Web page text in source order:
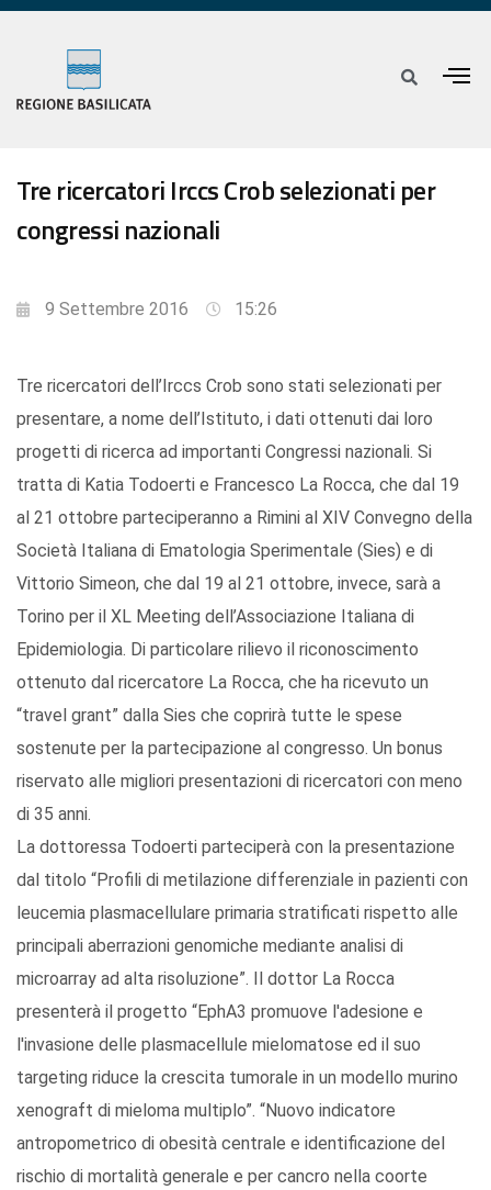
Tre ricercatori Irccs Crob selezionati per
congressi nazionali
9 Settembre 2016 15:26
Tre ricercatori dell’Irccs Crob sono stati selezionati per
presentare, a nome dell’Istituto, i dati ottenuti dai loro
progetti di ricerca ad importanti Congressi nazionali. Si
tratta di Katia Todoerti e Francesco La Rocca, che dal 19
al 21 ottobre parteciperanno a Rimini al XIV Convegno della
Società Italiana di Ematologia Sperimentale (Sies) e di
Vittorio Simeon, che dal 19 al 21 ottobre, invece, sarà a
Torino per il XL Meeting dell’Associazione Italiana di
Epidemiologia. Di particolare rilievo il riconoscimento
ottenuto dal ricercatore La Rocca, che ha ricevuto un
“travel grant” dalla Sies che coprirà tutte le spese
sostenute per la partecipazione al congresso. Un bonus
riservato alle migliori presentazioni di ricercatori con meno
di 35 anni.
La dottoressa Todoerti parteciperà con la presentazione
dal titolo “Profili di metilazione differenziale in pazienti con
leucemia plasmacellulare primaria stratificati rispetto alle
principali aberrazioni genomiche mediante analisi di
microarray ad alta risoluzione”. Il dottor La Rocca
presenterà il progetto “EphA3 promuove l'adesione e
l'invasione delle plasmacellule mielomatose ed il suo
targeting riduce la crescita tumorale in un modello murino
xenograft di mieloma multiplo”. “Nuovo indicatore
antropometrico di obesità centrale e identificazione del
rischio di mortalità generale e per cancro nella coorte